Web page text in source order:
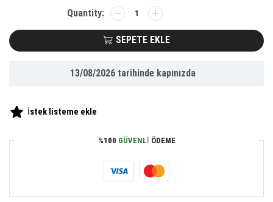
BUFFER®
Kalpli
Yanaklı
Sevimli
Yastık
SEPETE EKLE
13/08/2026 tarihinde kapınızda
İstek listeme ekle
%100 GÜVENLI ÖDEME